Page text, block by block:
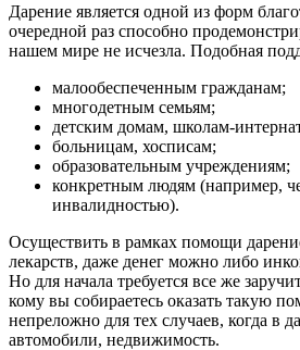
Дарение является одной из форм
очередной раз способно
нашем мире не исчезла. Подобная
малообеспеченным гражданам;
многодетным семьям;
детским домам, школам-
больницам, хосписам;
образовательным учреждениям;
конкретным людям (например,
инвалидностью).
Осуществить в рамках помощи
лекарств, даже денег можно либо
Но для начала требуется все же
кому вы собираетесь оказать такую
непреложно для тех случаев, когда в
автомобили, недвижимость.